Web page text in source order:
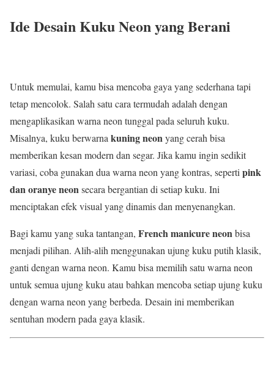
Ide Desain Kuku Neon yang Berani
Untuk memulai, kamu bisa mencoba gaya yang sederhana tapi
tetap mencolok. Salah satu cara termudah adalah dengan
mengaplikasikan warna neon tunggal pada seluruh kuku.
Misalnya, kuku berwarna kuning neonyang cerah bisa
memberikan kesan modern dan segar. Jika kamu ingin sedikit
variasi, coba gunakan dua warna neon yang kontras, seperti pink
dan oranye neonsecara bergantian di setiap kuku. Ini
menciptakan efek visual yang dinamis dan menyenangkan.
Bagi kamu yang suka tantangan, French manicure neonbisa
menjadi pilihan. Alih-alih menggunakan ujung kuku putih klasik,
ganti dengan warna neon. Kamu bisa memilih satu warna neon
untuk semua ujung kuku atau bahkan mencoba setiap ujung kuku
dengan warna neon yang berbeda. Desain ini memberikan
sentuhan modern pada gaya klasik.